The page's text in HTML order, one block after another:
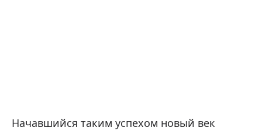
Начавшийся таким успехом новый век